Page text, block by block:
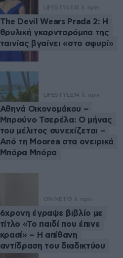
LIFESTYLE 13 λ. πριν
The Devil Wears Prada 2: Η
θρυλική γκαρνταρόμπα της
ταινίας βγαίνει «στο σφυρί»
LIFESTYLE 14 λ. πριν
Αθηνά Οικονομάκου –
Μπρούνο Τσερέλα: Ο μήνας
του μέλιτος συνεχίζεται –
Από τη Moorea στα ονειρικά
Μπόρα Μπόρα
ON NET 15 λ. πριν
6χρονη έγραψε βιβλίο με
τίτλο «Το παιδί που έπινε
κρασί» – Η απίθανη
αντίδραση του διαδικτύου